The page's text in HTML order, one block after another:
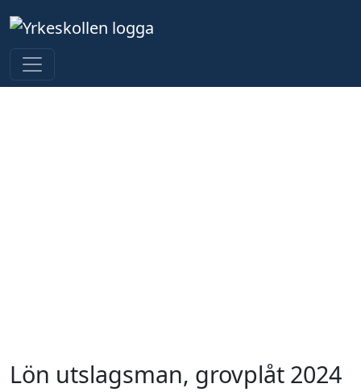
Lön utslagsman, grovplåt 2024